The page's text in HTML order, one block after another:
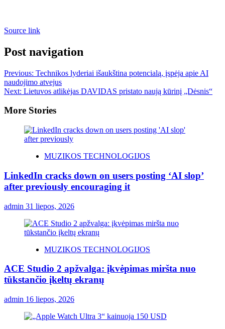
Source link
Post navigation
Previous: Technikos lyderiai išaukština potencialą, įspėja apie AI
naudojimo atvejus
Next: Lietuvos atlikėjas DAVIDAS pristato naują kūrinį „Dėsnis“
More Stories
MUZIKOS TECHNOLOGIJOS
LinkedIn cracks down on users posting ‘AI slop’
after previously encouraging it
admin 31 liepos, 2026
MUZIKOS TECHNOLOGIJOS
ACE Studio 2 apžvalga: įkvėpimas miršta nuo
tūkstančio įkeltų ekranų
admin 16 liepos, 2026